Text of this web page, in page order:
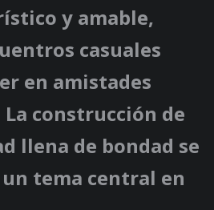
y amable,
casuales
en amistades
construcción de
llena de bondad se
tema central en